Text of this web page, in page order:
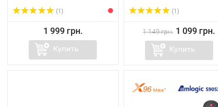
(1)
1 999 грн.
Купить
(1)
1 149 грн. 1 099 грн.
Купить